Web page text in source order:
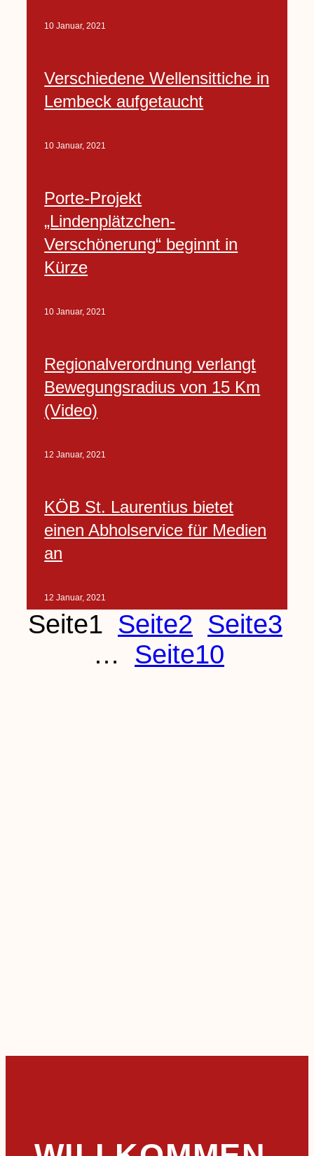
10 Januar, 2021
Verschiedene Wellensittiche in
Lembeck aufgetaucht
10 Januar, 2021
Porte-Projekt
„Lindenplätzchen-
Verschönerung“ beginnt in
Kürze
10 Januar, 2021
Regionalverordnung verlangt
Bewegungsradius von 15 Km
(Video)
12 Januar, 2021
KÖB St. Laurentius bietet
einen Abholservice für Medien
an
12 Januar, 2021
Seite1 Seite2 Seite3
…
Seite10